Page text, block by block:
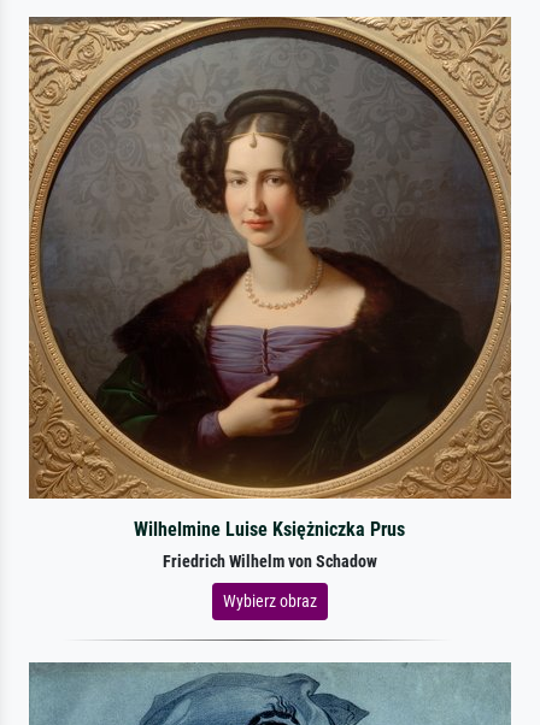
Wilhelmine Luise Księżniczka Prus
Friedrich Wilhelm von Schadow
Wybierz obraz